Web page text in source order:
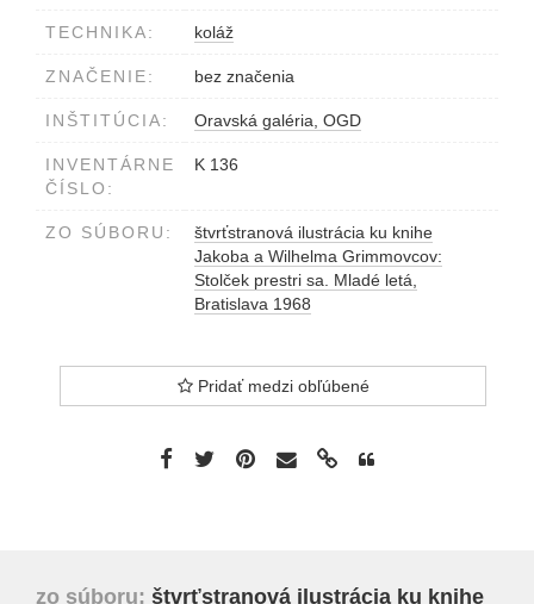
TECHNIKA: koláž
ZNAČENIE: bez značenia
INŠTITÚCIA: Oravská galéria, OGD
INVENTÁRNE
ČÍSLO:
K 136
ZO SÚBORU:
štvrťstranová ilustrácia ku knihe
Jakoba a Wilhelma Grimmovcov:
Stolček prestri sa. Mladé letá,
Bratislava 1968
Pridať medzi obľúbené
zo súboru: štvrťstranová ilustrácia ku knihe